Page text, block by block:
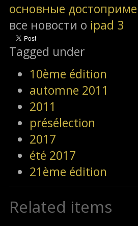
основные
все новости о ipad 3
Tagged under
10ème édition
automne 2011
2011
présélection
2017
été 2017
21ème édition
Related items